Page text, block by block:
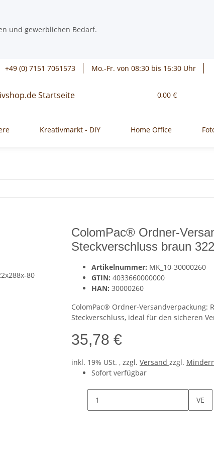
und gewerblichen Bedarf.
+49 (0) 7151 7061573 Mo.-Fr. von 08:30 bis 16:30 Uhr
0,00 €
Kreativmarkt - DIY Home Office
ColomPac® Ordner-
Steckverschluss braun
Artikelnummer: MK_10-30000260
GTIN: 4033660000000
HAN: 30000260
ColomPac® Ordner-Versandverpackung:
Steckverschluss, ideal für den sicheren
35,78 €
inkl. 19% USt. , zzgl. Versand zzgl.
Sofort verfügbar
VE